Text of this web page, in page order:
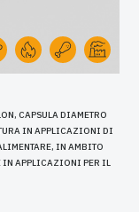
CAPSULA DIAMETRO
IN APPLICAZIONI DI
IN AMBITO
IN APPLICAZIONI PER IL